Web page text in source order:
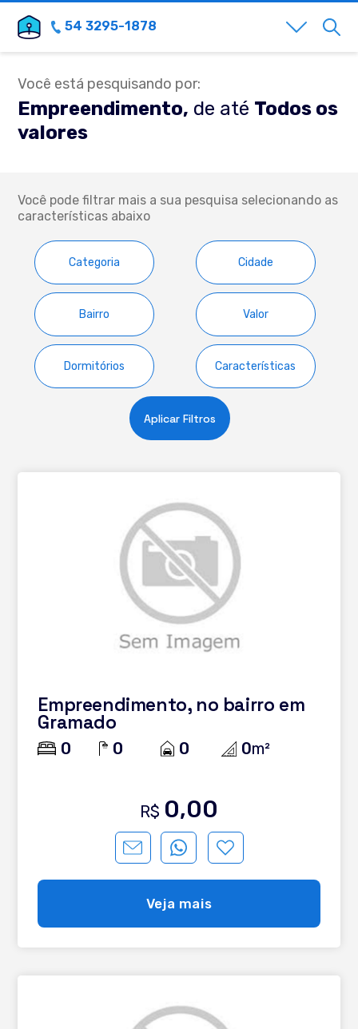
54 3295-1878
Você está pesquisando por:
Empreendimento, de até Todos os
valores
Você pode filtrar mais a sua pesquisa selecionando as
características abaixo
Categoria Cidade
Bairro Valor
Dormitórios Características
Aplicar Filtros
Empreendimento, no bairro em
Gramado
0 0 0 0m²
R$ 0,00
Veja mais